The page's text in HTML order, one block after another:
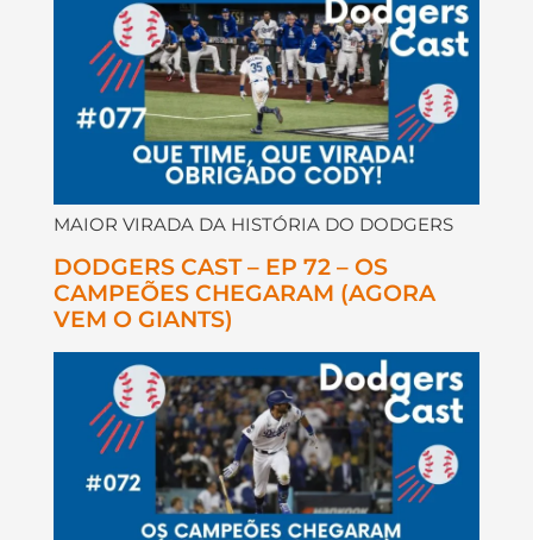
MAIOR VIRADA DA HISTÓRIA DO DODGERS
DODGERS CAST – EP 72 – OS
CAMPEÕES CHEGARAM (AGORA
VEM O GIANTS)